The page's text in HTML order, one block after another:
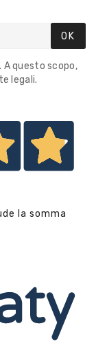
OK
A questo scopo,
legali.
la somma